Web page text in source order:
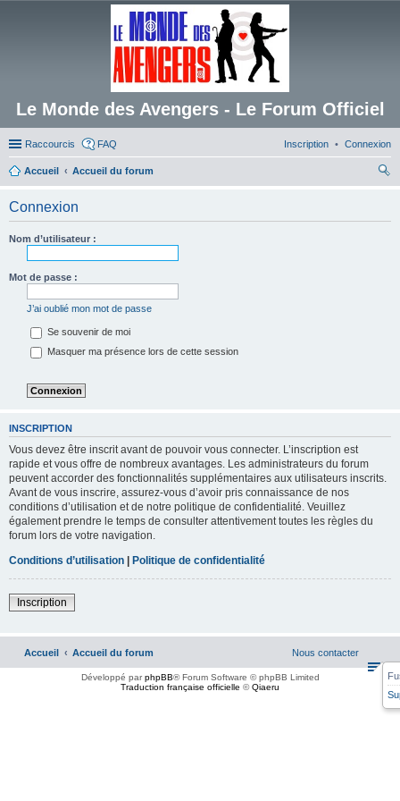
Le Monde des Avengers - Le Forum Officiel
Raccourcis FAQ Connexion
Inscription
Accueil
Accueil du forum
Connexion
Nom d’utilisateur :
Mot de passe :
J’ai oublié mon mot de passe
Se souvenir de moi
Masquer ma présence lors de cette session
INSCRIPTION
Vous devez être inscrit avant de pouvoir vous connecter. L’inscription est
rapide et vous offre de nombreux avantages. Les administrateurs du forum
peuvent accorder des fonctionnalités supplémentaires aux utilisateurs inscrits.
Avant de vous inscrire, assurez-vous d’avoir pris connaissance de nos
conditions d’utilisation et de notre politique de confidentialité. Veuillez
également prendre le temps de consulter attentivement toutes les règles du
forum lors de votre navigation.
Conditions d’utilisation | Politique de confidentialité
Inscription
Accueil Accueil du forum Nous contacter
Développé parphpBB® Forum Software © phpBB Limited
Traduction française officielle ©Qiaeru